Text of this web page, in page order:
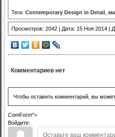
Теги: Contemporary Design in Detail
Просмотров: 2042 | Дата: 15 Ноя 2014 |
Комментариев нет
Чтобы оставить комментарий, вы
ComForm">
Войдите: